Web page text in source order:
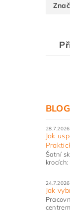
BLOG
28.7.2026
Jak
Šatní
24.7.2026
Jak